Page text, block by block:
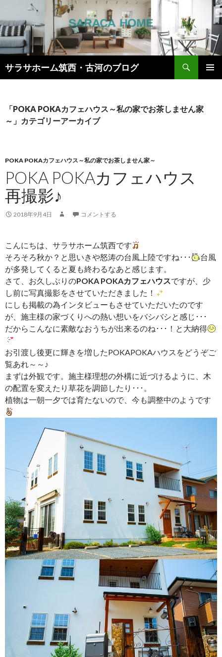
サラサホーム筑西・古河のブログ
索
ン
ッ
「POKA POKAカフェハウス～私の家でお茶しません家
～」カテゴリーアーカイブ
POKA POKAカフェハウス～私の家でお茶しません家～
POKA POKAカフェハウス
再撮影♪
2018年9月4日 コメントする
こんにちは、サラサホーム筑西です
そろそろ秋か？と思いきや怒涛の台風上陸ですね･･･
台風
が多発してくると夏も終わるなあと感じます。
さて、お久しぶりのPOKA POKAカフェハウスですが、少
し前に写真撮影をさせていただきました！
にしも掲載の為インタビューもさせていただいたのです
が、施主様の家づくりへの熱い想いをバシバシと感じ･･･
だからこんなに素敵なおうちが出来るのね･･･！と大納得
お引渡し後更に輝きを増したPOKAPOKAハウスをどうぞご
覧あれ～～♪
まずは外観です。施主様理想の外構に近づけるように、木
の配置を変えたり草花を調節したり･･･。
植物は一朝一夕では育たないので、今も調整中のようです